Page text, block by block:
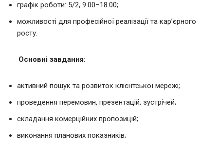
графік роботи: 5/2, 9.00−18.00;
можливості для професійної реалізації та кар’єрного
росту.
Основні завдання:
активний пошук та розвиток клієнтської мережі;
проведення перемовин, презентацій, зустрічей;
складання комерційних пропозицій;
виконання планових показників;